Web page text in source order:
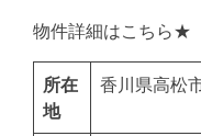
物件詳細はこちら★
所在
地
香川県高松